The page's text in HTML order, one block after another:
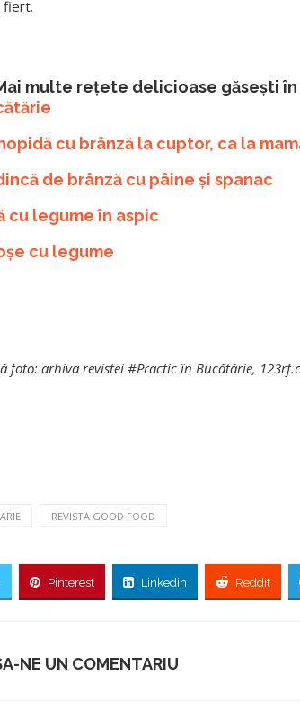
fiert.
multe rețete delicioase găsești
cu brânză la cuptor, ca la
de brânză cu pâine și spanac
cu legume în aspic
cu legume
foto: arhiva revistei #Practic în Bucătărie,
REVISTA GOOD FOOD
Pinterest Linkedin Reddit
NE UN COMENTARIU